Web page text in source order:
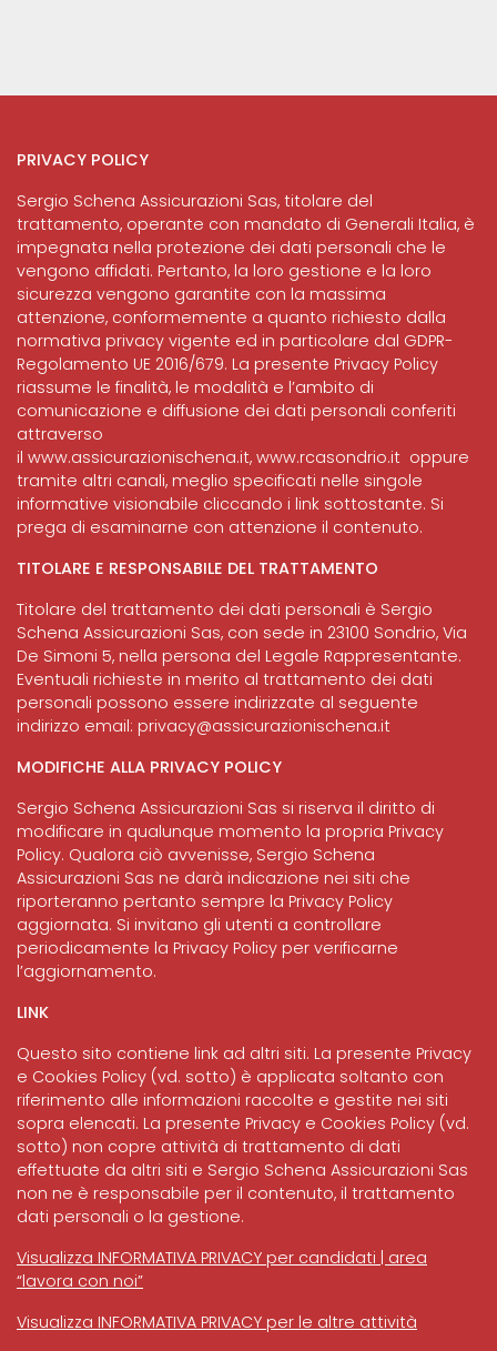
PRIVACY POLICY
Sergio Schena Assicurazioni Sas, titolare del
trattamento, operante con mandato di Generali Italia, è
impegnata nella protezione dei dati personali che le
vengono affidati. Pertanto, la loro gestione e la loro
sicurezza vengono garantite con la massima
attenzione, conformemente a quanto richiesto dalla
normativa privacy vigente ed in particolare dal GDPR-
Regolamento UE 2016/679. La presente Privacy Policy
riassume le finalità, le modalità e l’ambito di
comunicazione e diffusione dei dati personali conferiti
attraverso
il www.assicurazionischena.it, www.rcasondrio.it oppure
tramite altri canali, meglio specificati nelle singole
informative visionabile cliccando i link sottostante. Si
prega di esaminarne con attenzione il contenuto.
TITOLARE E RESPONSABILE DEL TRATTAMENTO
Titolare del trattamento dei dati personali è Sergio
Schena Assicurazioni Sas, con sede in 23100 Sondrio, Via
De Simoni 5, nella persona del Legale Rappresentante.
Eventuali richieste in merito al trattamento dei dati
personali possono essere indirizzate al seguente
indirizzo email: privacy@assicurazionischena.it
MODIFICHE ALLA PRIVACY POLICY
Sergio Schena Assicurazioni Sas si riserva il diritto di
modificare in qualunque momento la propria Privacy
Policy. Qualora ciò avvenisse, Sergio Schena
Assicurazioni Sas ne darà indicazione nei siti che
riporteranno pertanto sempre la Privacy Policy
aggiornata. Si invitano gli utenti a controllare
periodicamente la Privacy Policy per verificarne
l’aggiornamento.
LINK
Questo sito contiene link ad altri siti. La presente Privacy
e Cookies Policy (vd. sotto) è applicata soltanto con
riferimento alle informazioni raccolte e gestite nei siti
sopra elencati. La presente Privacy e Cookies Policy (vd.
sotto) non copre attività di trattamento di dati
effettuate da altri siti e Sergio Schena Assicurazioni Sas
non ne è responsabile per il contenuto, il trattamento
dati personali o la gestione.
Visualizza INFORMATIVA PRIVACY per candidati | area
“lavora con noi”
Visualizza INFORMATIVA PRIVACY per le altre attività